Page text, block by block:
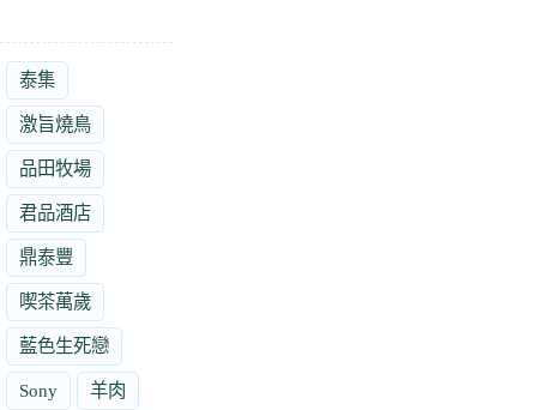
泰集
激旨燒鳥
品田牧場
君品酒店
鼎泰豐
喫茶萬歲
藍色生死戀
Sony 羊肉